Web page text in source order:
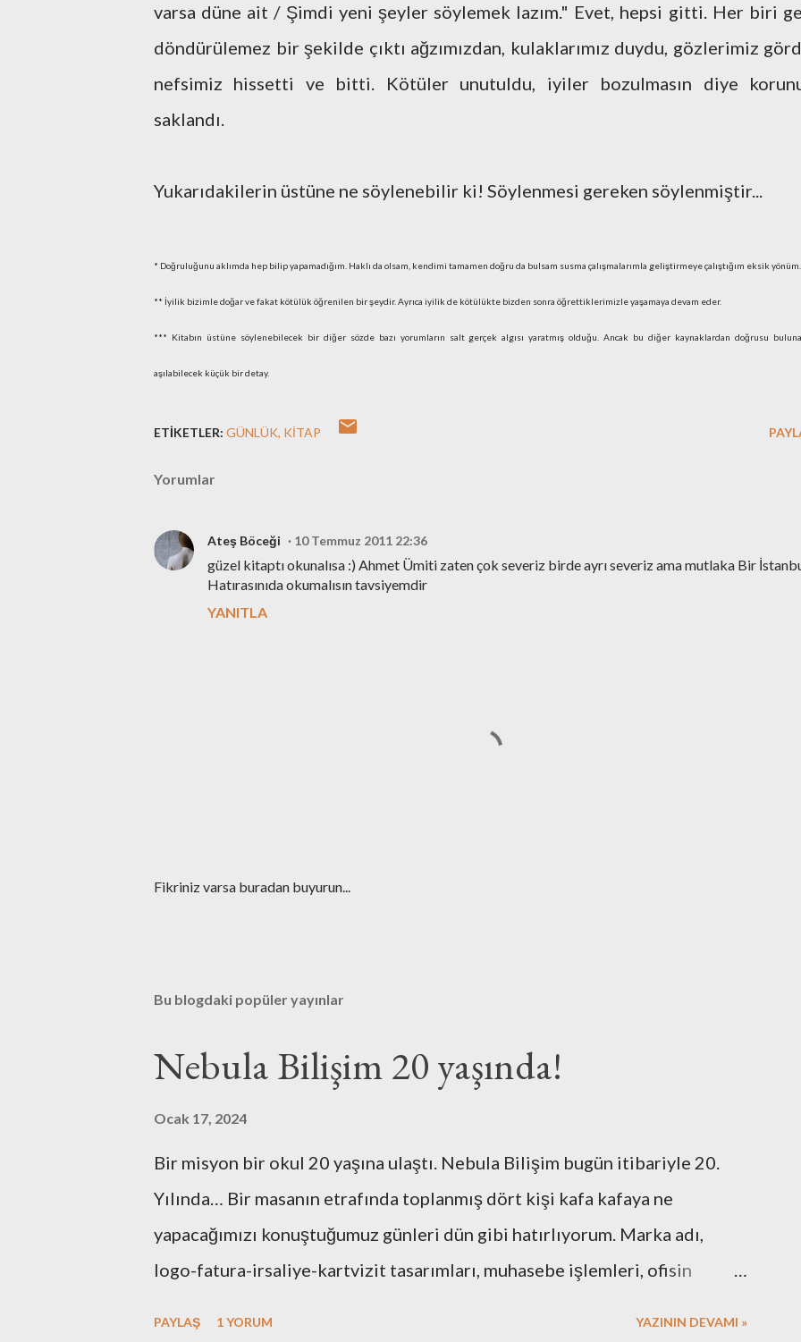
varsa düne ait / Şimdi yeni şeyler söylemek lazım." Evet, hepsi gitti. Her biri
döndürülemez bir şekilde çıktı ağzımızdan, kulaklarımız duydu, gözlerimiz
nefsimiz hissetti ve bitti. Kötüler unutuldu, iyiler bozulmasın diye
saklandı.
Yukarıdakilerin üstüne ne söylenebilir ki! Söylenmesi gereken söylenmiştir...
* Doğruluğunu aklımda hep bilip yapamadığım. Haklı da olsam, kendimi tamamen doğru da bulsam susma çalışmalarımla geliştirmeye çalıştığım eksik yönüm.
** İyilik bizimle doğar ve fakat kötülük öğrenilen bir şeydir. Ayrıca iyilik de kötülükte bizden sonra öğrettiklerimizle yaşamaya devam eder.
*** Kitabın üstüne söylenebilecek bir diğer sözde bazı yorumların salt gerçek algısı yaratmış olduğu. Ancak bu diğer kaynaklardan doğrusu
aşılabilecek küçük bir detay.
ETIKETLER: GÜNLÜK KITAP
Yorumlar
Ateş Böceği 10 Temmuz 2011 22:36
güzel kitaptı okunalısa :) Ahmet Ümiti zaten çok severiz birde ayrı severiz ama mutlaka Bir
Hatırasınıda okumalısın tavsiyemdir
YANITLA
Y
ö
e
r
Fikriniz varsa buradan buyurun...
Bu blogdaki popüler yayınlar
Nebula Bilişim 20 yaşında!
Ocak 17, 2024
Bir misyon bir okul 20 yaşına ulaştı. Nebula Bilişim bugün itibariyle 20.
Yılında… Bir masanın etrafında toplanmış dört kişi kafa kafaya ne
yapacağımızı konuştuğumuz günleri dün gibi hatırlıyorum. Marka adı,
logo-fatura-irsaliye-kartvizit tasarımları, muhasebe işlemleri, ofisin
PAYLAŞ 1 YORUM YAZININ DEVAMI »